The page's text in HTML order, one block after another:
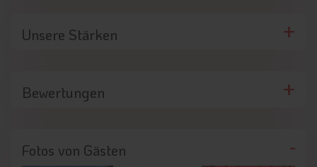
Unsere Stärken
Bewertungen
Fotos von Gästen